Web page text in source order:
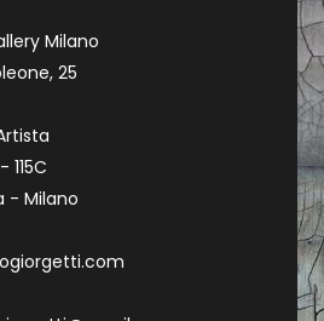
Milano
25
115C
- Milano